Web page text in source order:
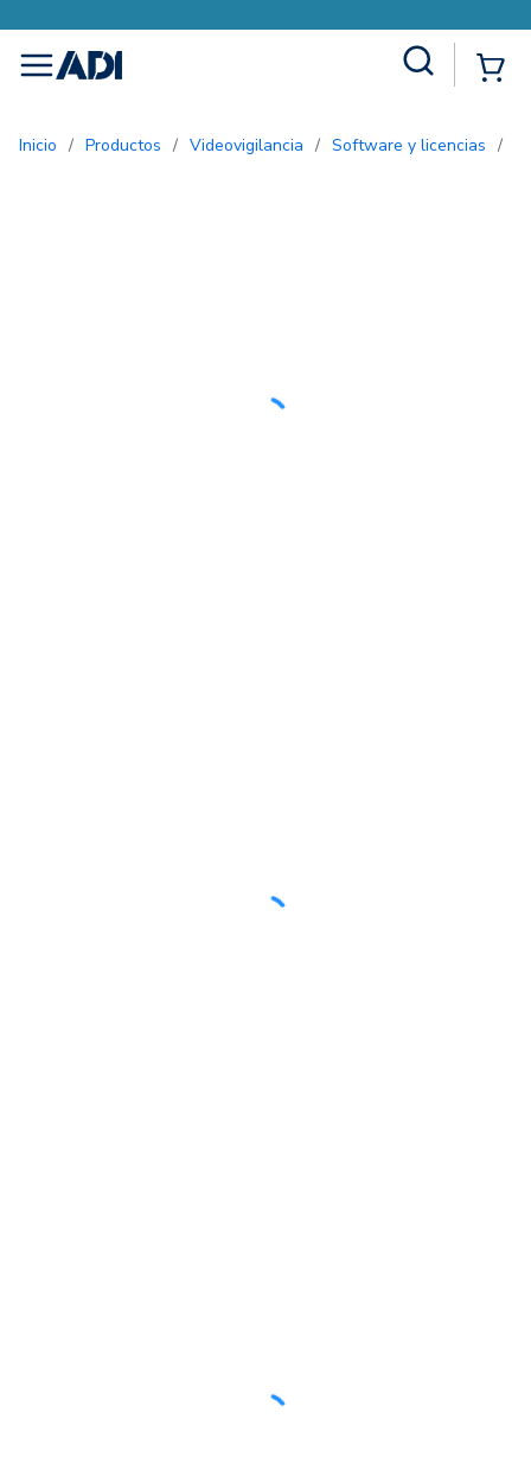
menu
Inicio / Productos / Videovigilancia / Software y licencias /